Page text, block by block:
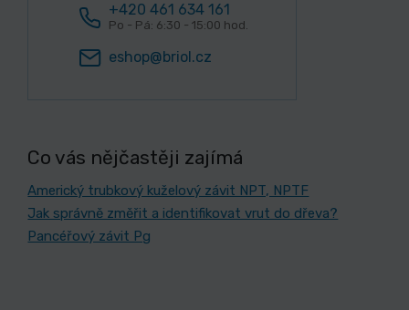
+420 461 634 161
Po - Pá: 6:30 - 15:00 hod.
eshop@briol.cz
Co vás nějčastěji zajímá
Americký trubkový kuželový závit NPT, NPTF
Jak správně změřit a identifikovat vrut do dřeva?
Pancéřový závit Pg